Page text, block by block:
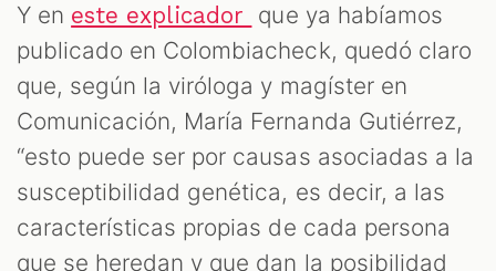
Y en este explicador
que ya habíamos
publicado en Colombiacheck, quedó claro
que, según la viróloga y magíster en
Comunicación, María Fernanda Gutiérrez,
“esto puede ser por causas asociadas a la
susceptibilidad genética, es decir, a las
características propias de cada persona
que se heredan y que dan la posibilidad